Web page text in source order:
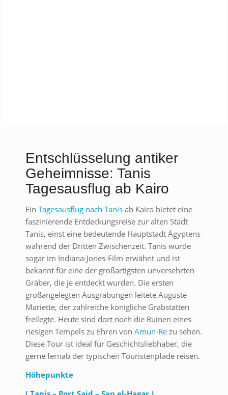
Entschlüsselung antiker
Geheimnisse: Tanis
Tagesausflug ab Kairo
Ein Tagesausflug nach Tanis ab Kairo bietet eine
faszinierende Entdeckungsreise zur alten Stadt
Tanis, einst eine bedeutende Hauptstadt Ägyptens
während der Dritten Zwischenzeit. Tanis wurde
sogar im Indiana-Jones-Film erwähnt und ist
bekannt für eine der großartigsten unversehrten
Gräber, die je entdeckt wurden. Die ersten
großangelegten Ausgrabungen leitete Auguste
Mariette, der zahlreiche königliche Grabstätten
freilegte. Heute sind dort noch die Ruinen eines
riesigen Tempels zu Ehren von Amun-Re zu sehen.
Diese Tour ist ideal für Geschichtsliebhaber, die
gerne fernab der typischen Touristenpfade reisen.
Höhepunkte